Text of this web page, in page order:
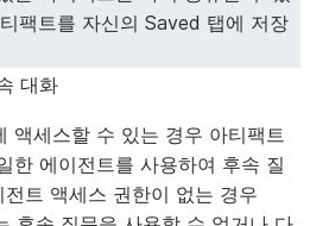
팩트를 자신의 Saved 탭에 저장
대화
액세스할 수 있는 경우 아티팩트
한 에이전트를 사용하여 후속 질
트 액세스 권한이 없는 경우